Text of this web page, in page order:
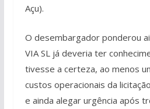
Açu).
O desembargador ponderou
VIA SL já deveria ter
tivesse a certeza, ao menos
custos operacionais da
e ainda alegar urgência após